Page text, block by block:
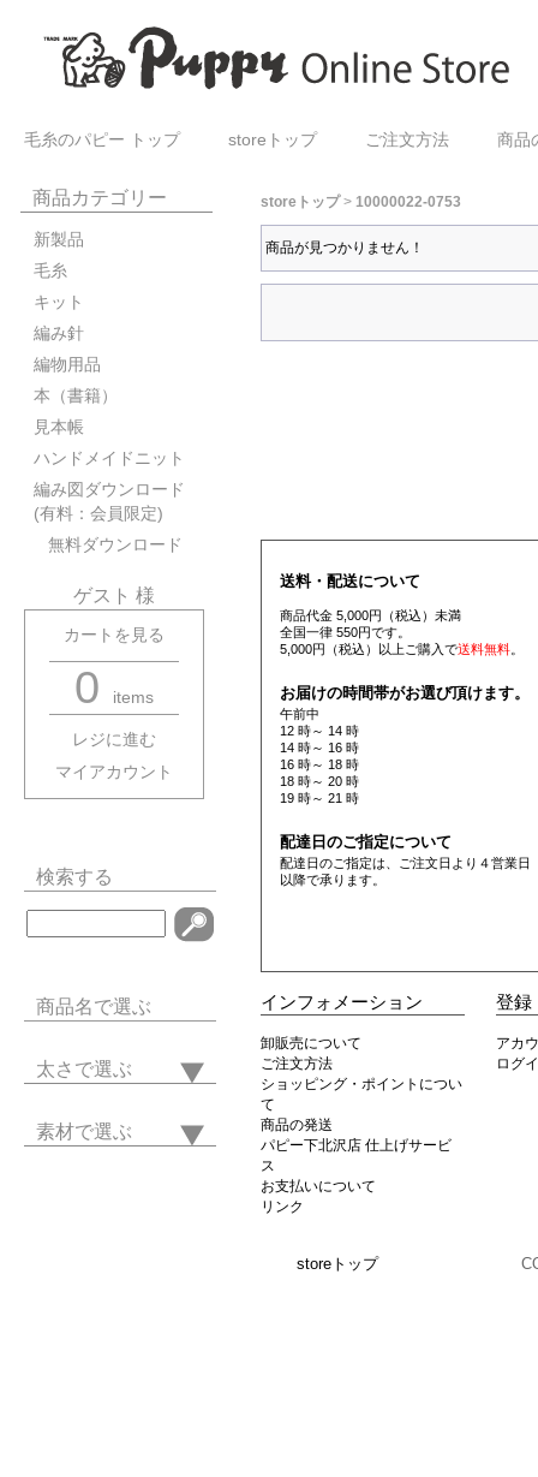
毛糸のパピー トップ storeトップ ご注文方法 商品
商品カテゴリー
新製品
毛糸
キット
編み針
編物用品
本（書籍）
見本帳
ハンドメイドニット
編み図ダウンロード
(有料：会員限定)
無料ダウンロード
ゲスト 様
カートを見る
0 items
レジに進む
マイアカウント
検索する
商品名で選ぶ
太さで選ぶ
素材で選ぶ
storeトップ> 10000022-0753
商品が見つかりません！
送料・配送について
商品代金 5,000円（税込）未満
全国一律 550円です。
5,000円（税込）以上ご購入で送料無料。
お届けの時間帯がお選び頂けます。
午前中
12 時～ 14 時
14 時～ 16 時
16 時～ 18 時
18 時～ 20 時
19 時～ 21 時
配達日のご指定について
配達日のご指定は、ご注文日より４営業日
以降で承ります。
インフォメーション
卸販売について
ご注文方法
ショッピング・ポイントについ
て
商品の発送
パピー下北沢店 仕上げサービ
ス
お支払いについて
リンク
登録
アカ
ログ
storeトップ